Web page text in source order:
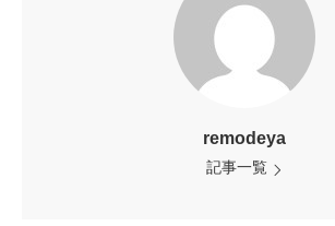
remodeya
記事一覧